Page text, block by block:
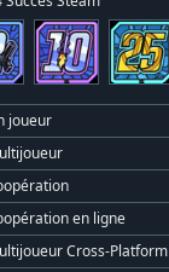
joueur
en ligne
Cross-Platform